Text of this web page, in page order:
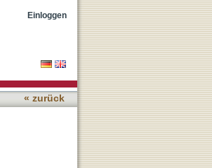
Einloggen
« zurück